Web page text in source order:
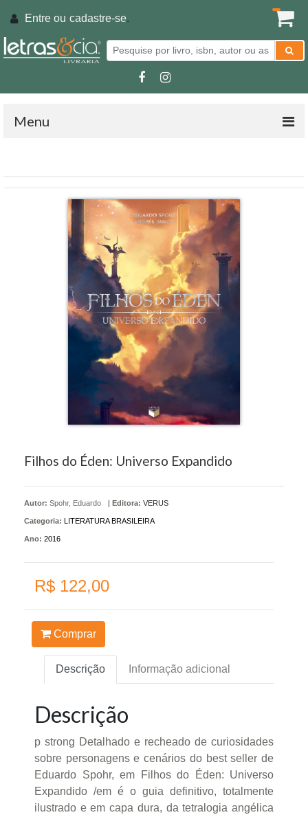
Entre ou cadastre-se.
Menu
Filhos do Éden: Universo Expandido
Autor: Spohr, Eduardo | Editora: VERUS
Categoria: LITERATURA BRASILEIRA
Ano: 2016
R$ 122,00
Comprar
Descrição Informação adicional
Descrição
p strong Detalhado e recheado de curiosidades
sobre personagens e cenários do best seller de
Eduardo Spohr, em Filhos do Éden: Universo
Expandido /em é o guia definitivo, totalmente
ilustrado e em capa dura, da tetralogia angélica